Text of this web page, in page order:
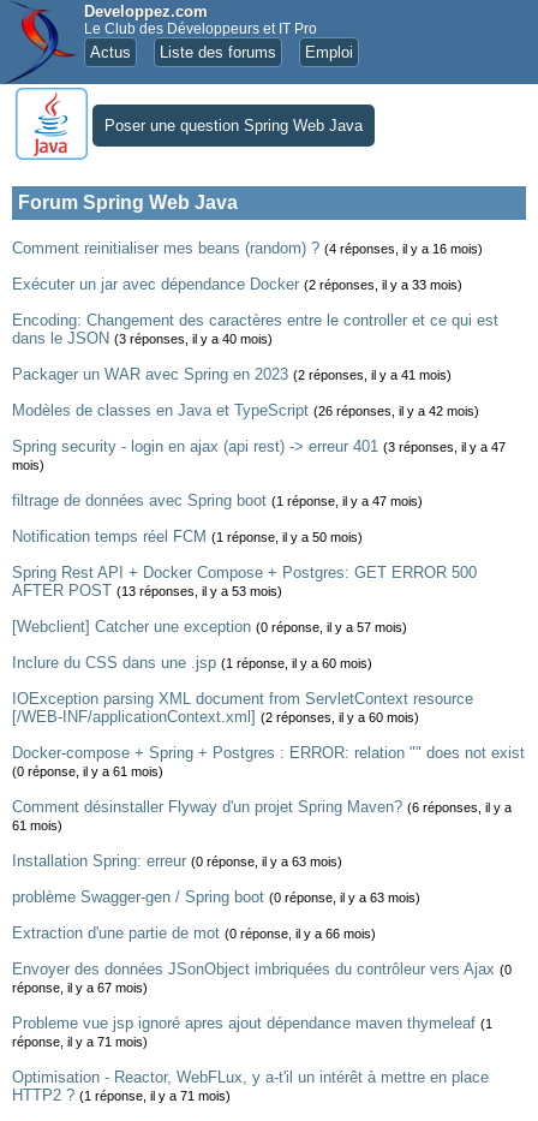
Developpez.com
Le Club des Développeurs et IT Pro
Actus Liste des forums Emploi
Poser une question Spring Web Java
Forum Spring Web Java
Comment reinitialiser mes beans (random) ? (4 réponses, il y a 16 mois)
Exécuter un jar avec dépendance Docker (2 réponses, il y a 33 mois)
Encoding: Changement des caractères entre le controller et ce qui est
dans le JSON (3 réponses, il y a 40 mois)
Packager un WAR avec Spring en 2023 (2 réponses, il y a 41 mois)
Modèles de classes en Java et TypeScript (26 réponses, il y a 42 mois)
Spring security - login en ajax (api rest) -> erreur 401 (3 réponses, il y a 47
mois)
filtrage de données avec Spring boot (1 réponse, il y a 47 mois)
Notification temps réel FCM (1 réponse, il y a 50 mois)
Spring Rest API + Docker Compose + Postgres: GET ERROR 500
AFTER POST (13 réponses, il y a 53 mois)
[Webclient] Catcher une exception (0 réponse, il y a 57 mois)
Inclure du CSS dans une .jsp (1 réponse, il y a 60 mois)
IOException parsing XML document from ServletContext resource
[/WEB-INF/applicationContext.xml] (2 réponses, il y a 60 mois)
Docker-compose + Spring + Postgres : ERROR: relation "" does not exist
(0 réponse, il y a 61 mois)
Comment désinstaller Flyway d'un projet Spring Maven? (6 réponses, il y a
61 mois)
Installation Spring: erreur (0 réponse, il y a 63 mois)
problème Swagger-gen / Spring boot (0 réponse, il y a 63 mois)
Extraction d'une partie de mot (0 réponse, il y a 66 mois)
Envoyer des données JSonObject imbriquées du contrôleur vers Ajax (0
réponse, il y a 67 mois)
Probleme vue jsp ignoré apres ajout dépendance maven thymeleaf (1
réponse, il y a 71 mois)
Optimisation - Reactor, WebFLux, y a-t'il un intérêt à mettre en place
HTTP2 ? (1 réponse, il y a 71 mois)